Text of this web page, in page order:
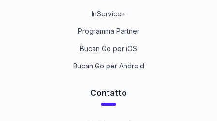
InService+
Programma Partner
Bucan Go per iOS
Bucan Go per Android
Contatto